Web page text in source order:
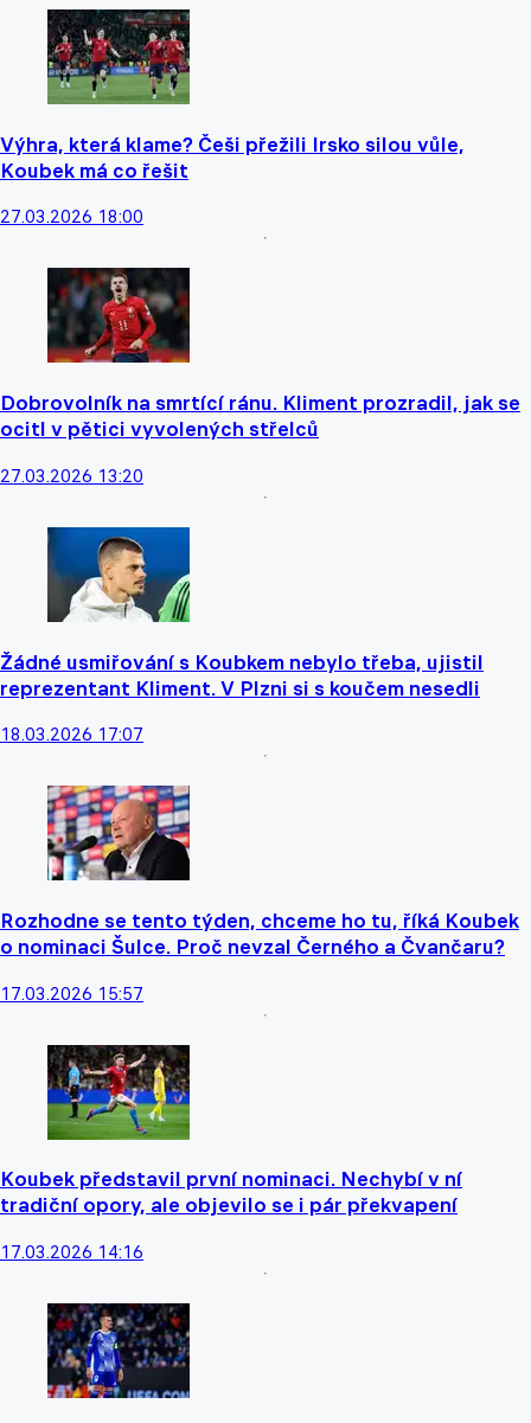
Výhra, která klame? Češi přežili Irsko silou vůle,
Koubek má co řešit
27.03.2026 18:00
Dobrovolník na smrtící ránu. Kliment prozradil, jak se
ocitl v pětici vyvolených střelců
27.03.2026 13:20
Žádné usmiřování s Koubkem nebylo třeba, ujistil
reprezentant Kliment. V Plzni si s koučem nesedli
18.03.2026 17:07
Rozhodne se tento týden, chceme ho tu, říká Koubek
o nominaci Šulce. Proč nevzal Černého a Čvančaru?
17.03.2026 15:57
Koubek představil první nominaci. Nechybí v ní
tradiční opory, ale objevilo se i pár překvapení
17.03.2026 14:16